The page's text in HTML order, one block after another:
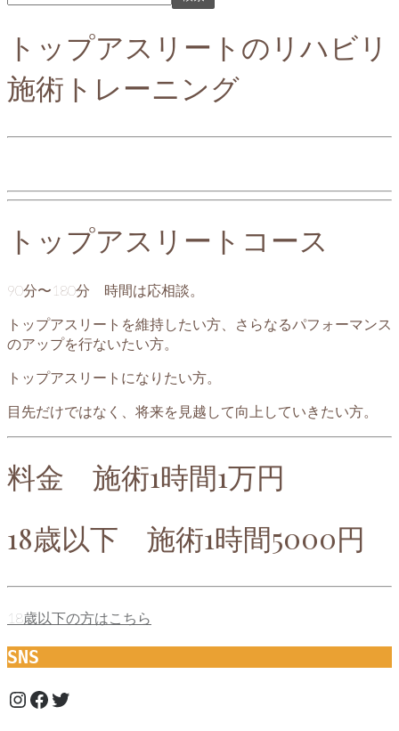
トップアスリートのリハビリ
施術トレーニング
トップアスリートコース
90分〜180分 時間は応相談。
トップアスリートを維持したい方、さらなるパフォーマンス
のアップを行ないたい方。
トップアスリートになりたい方。
目先だけではなく、将来を見越して向上していきたい方。
料金 施術1時間1万円
18歳以下 施術1時間5000円
18歳以下の方はこちら
SNS
Instagram
Facebook
Twitter